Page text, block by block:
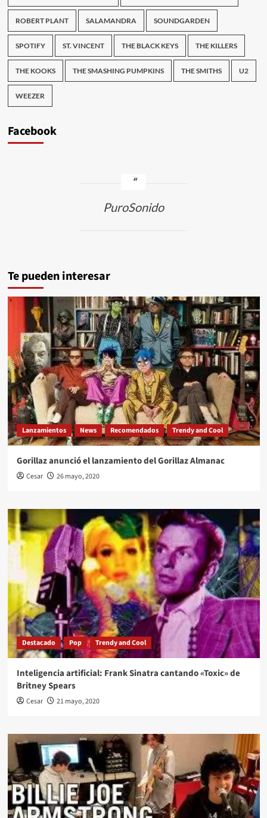
ROBERT PLANT SALAMANDRA SOUNDGARDEN
SPOTIFY ST. VINCENT THE BLACK KEYS THE KILLERS
THE KOOKS THE SMASHING PUMPKINS THE SMITHS U2
WEEZER
Facebook
PuroSonido
Te pueden interesar
Lanzamientos News Recomendados Trendy and Cool
Gorillaz anunció el lanzamiento del Gorillaz Almanac
Cesar 26 mayo, 2020
Destacado Pop Trendy and Cool
Inteligencia artificial: Frank Sinatra cantando «Toxic» de
Britney Spears
Cesar 21 mayo, 2020